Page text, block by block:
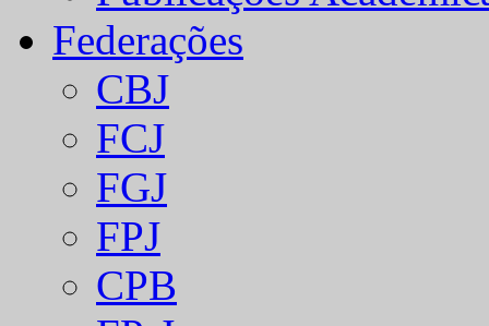
Federações
CBJ
FCJ
FGJ
FPJ
CPB